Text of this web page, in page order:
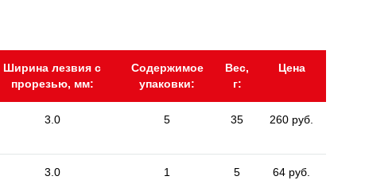
Ширина лезвия с
прорезью, мм:
Содержимое
упаковки:
Вес,
г:
Цена
3.0 5 35 260 руб.
3.0 1 5 64 руб.